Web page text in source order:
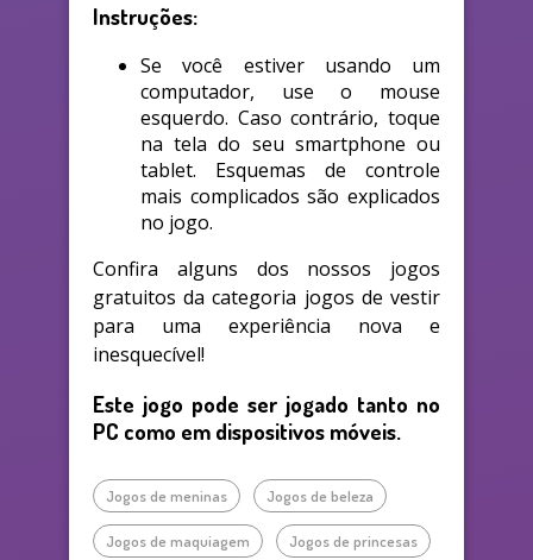
Instruções:
Se você estiver usando um
computador, use o mouse
esquerdo. Caso contrário, toque
na tela do seu smartphone ou
tablet. Esquemas de controle
mais complicados são explicados
no jogo.
Confira alguns dos nossos jogos
gratuitos da categoria jogos de vestir
para uma experiência nova e
inesquecível!
Este jogo pode ser jogado tanto no
PC como em dispositivos móveis.
Jogos de meninas Jogos de beleza
Jogos de maquiagem Jogos de princesas